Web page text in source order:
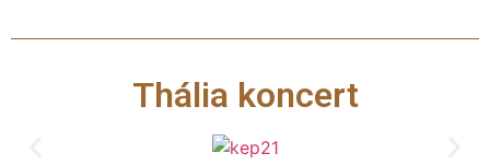
Thália koncert